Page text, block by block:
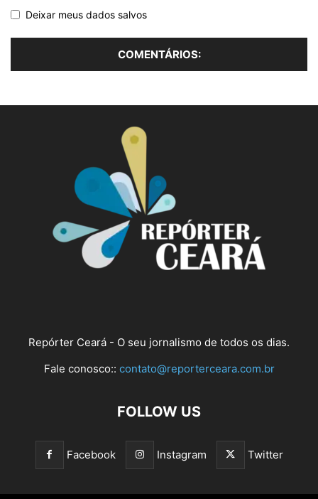
Deixar meus dados salvos
Repórter Ceará - O seu jornalismo de todos os dias.
Fale conosco:: contato@reporterceara.com.br
FOLLOW US
Facebook Instagram Twitter